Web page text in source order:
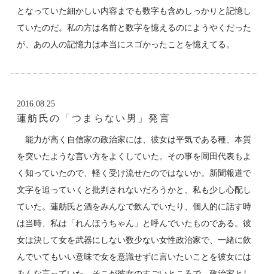
となっていた細かしい内容までも数字も含めしっかりと記憶し
ていたのだ。私の方は名前と数字を憶えるのにようやくだった
が、あの人の記憶力は本当にスゴかったことを憶えてる。
2016.08.25
蓮舫氏の「つまらない男」発言
能力が高く自信家の政治家には、彼女は平気である種、本質
を突いたような言い方をよくしていた。その事を岡田代表もよ
く知っていたので、軽く受け流せたのではないか。新聞報道で
文字を追っていくと批判されないだろうかと、私も少し心配し
ていた。蓮舫氏と酒をみんなで飲んでいたり、個人的に話す時
は当時、私は「れんほうちゃん」と呼んでいたものである。彼
女は決して女を武器にしない数少ない女性政治家で、一緒に飲
んでいてもいい意味で女を意識せずに言いたいことを彼女には